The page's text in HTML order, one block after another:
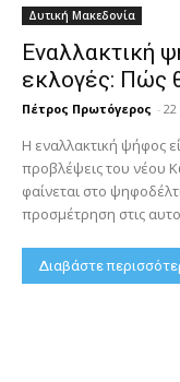
Δυτική Μακεδονία
Εναλλακτική
εκλογές: Πώς
Πέτρος Πρωτόγερος -
Η εναλλακτική ψήφος
προβλέψεις του νέου
φαίνεται στο
προσμέτρηση στις
Διαβάστε